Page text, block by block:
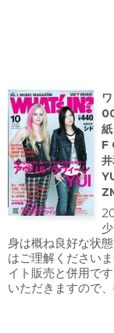
F
身は概ね良好な状
はご理解ください
イト販売と併用で
いただきますので、